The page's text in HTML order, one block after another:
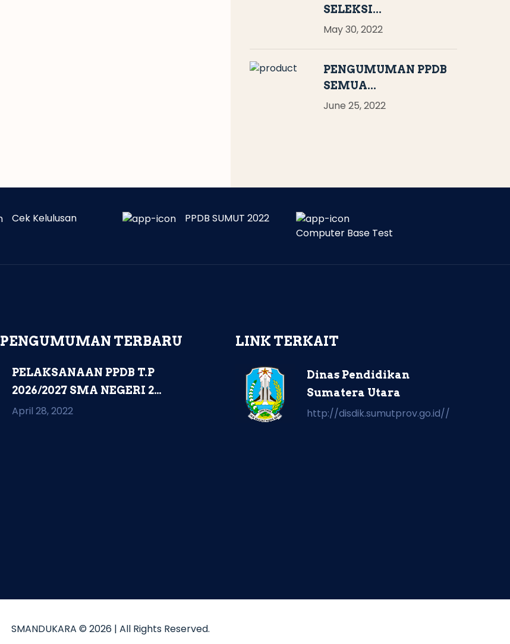
SELEKSI...
May 30, 2022
PENGUMUMAN PPDB
SEMUA...
June 25, 2022
Cek Kelulusan
PPDB SUMUT 2022
Computer Base Test
PENGUMUMAN TERBARU
PELAKSANAAN PPDB T.P
2026/2027 SMA NEGERI 2
KAMPUNG RAKYAT...
April 28, 2022
LINK TERKAIT
Dinas Pendidikan
Sumatera Utara
http://disdik.sumutprov.go.id//
SMANDUKARA © 2026 | All Rights Reserved.